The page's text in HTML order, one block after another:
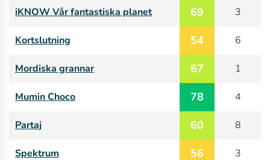
iKNOW Vår fantastiska planet 69 3
Kortslutning 54 6
Mordiska grannar 67 1
Mumin Choco 78 4
Partaj 60 8
Spektrum 56 3